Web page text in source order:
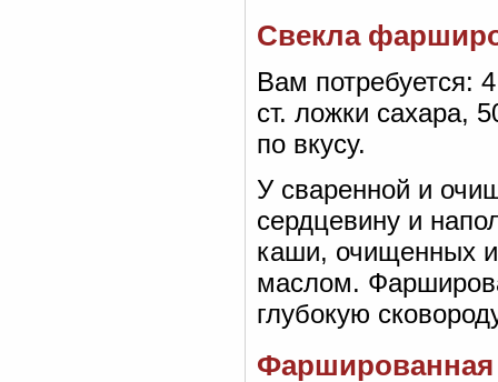
Свекла
Вам потребуется:
ст. ложки сахара,
по вкусу.
У сваренной и
сердцевину и
каши, очищенных
маслом.
глубокую
Фаршированная